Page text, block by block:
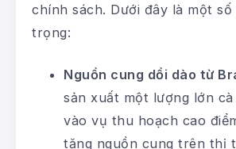
chính sách. Dưới đây là một
trọng:
Nguồn cung dồi dào từ
sản xuất một lượng lớn cà
vào vụ thu hoạch cao
tăng nguồn cung trên thị